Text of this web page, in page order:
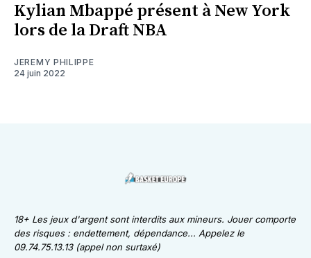
Kylian Mbappé présent à New York
lors de la Draft NBA
JEREMY PHILIPPE
24 juin 2022
18+ Les jeux d'argent sont interdits aux mineurs. Jouer comporte
des risques : endettement, dépendance... Appelez le
09.74.75.13.13 (appel non surtaxé)